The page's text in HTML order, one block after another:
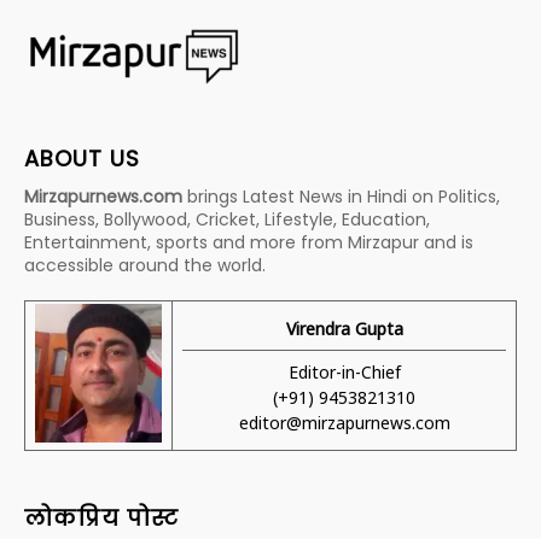
ABOUT US
Mirzapurnews.com brings Latest News in Hindi on Politics,
Business, Bollywood, Cricket, Lifestyle, Education,
Entertainment, sports and more from Mirzapur and is
accessible around the world.
Virendra Gupta
Editor-in-Chief
(+91) 9453821310
editor@mirzapurnews.com
लोकप्रिय पोस्ट